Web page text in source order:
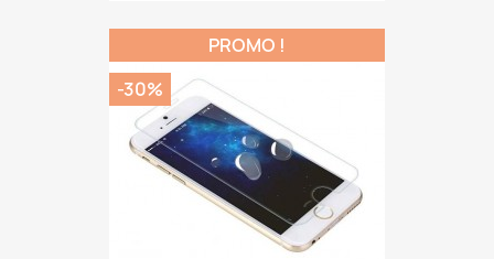
PROMO !
-30%